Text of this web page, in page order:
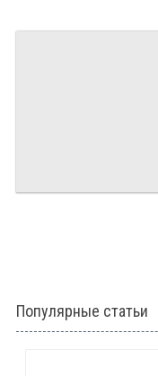
Популярные статьи